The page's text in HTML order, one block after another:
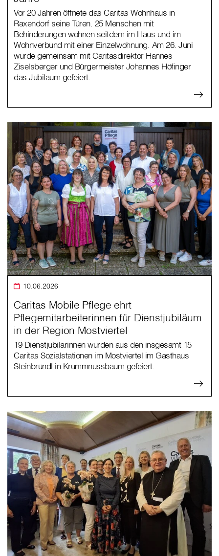
Vor 20 Jahren öffnete das Caritas Wohnhaus in
Raxendorf seine Türen. 25 Menschen mit
Behinderungen wohnen seitdem im Haus und im
Wohnverbund mit einer Einzelwohnung. Am 26. Juni
wurde gemeinsam mit Caritasdirektor Hannes
Ziselsberger und Bürgermeister Johannes Höfinger
das Jubiläum gefeiert.
10.06.2026
Caritas Mobile Pflege ehrt
Pflegemitarbeiterinnen für Dienstjubiläum
in der Region Mostviertel
19 Dienstjubilarinnen wurden aus den insgesamt 15
Caritas Sozialstationen im Mostviertel im Gasthaus
Steinbründl in Krummnussbaum gefeiert.